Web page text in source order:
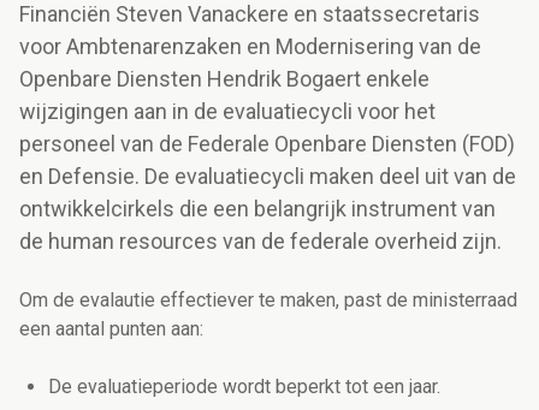
Financiën Steven Vanackere en staatssecretaris
voor Ambtenarenzaken en Modernisering van de
Openbare Diensten Hendrik Bogaert enkele
wijzigingen aan in de evaluatiecycli voor het
personeel van de Federale Openbare Diensten (FOD)
en Defensie. De evaluatiecycli maken deel uit van de
ontwikkelcirkels die een belangrijk instrument van
de human resources van de federale overheid zijn.
Om de evalautie effectiever te maken, past de ministerraad
een aantal punten aan:
De evaluatieperiode wordt beperkt tot een jaar.